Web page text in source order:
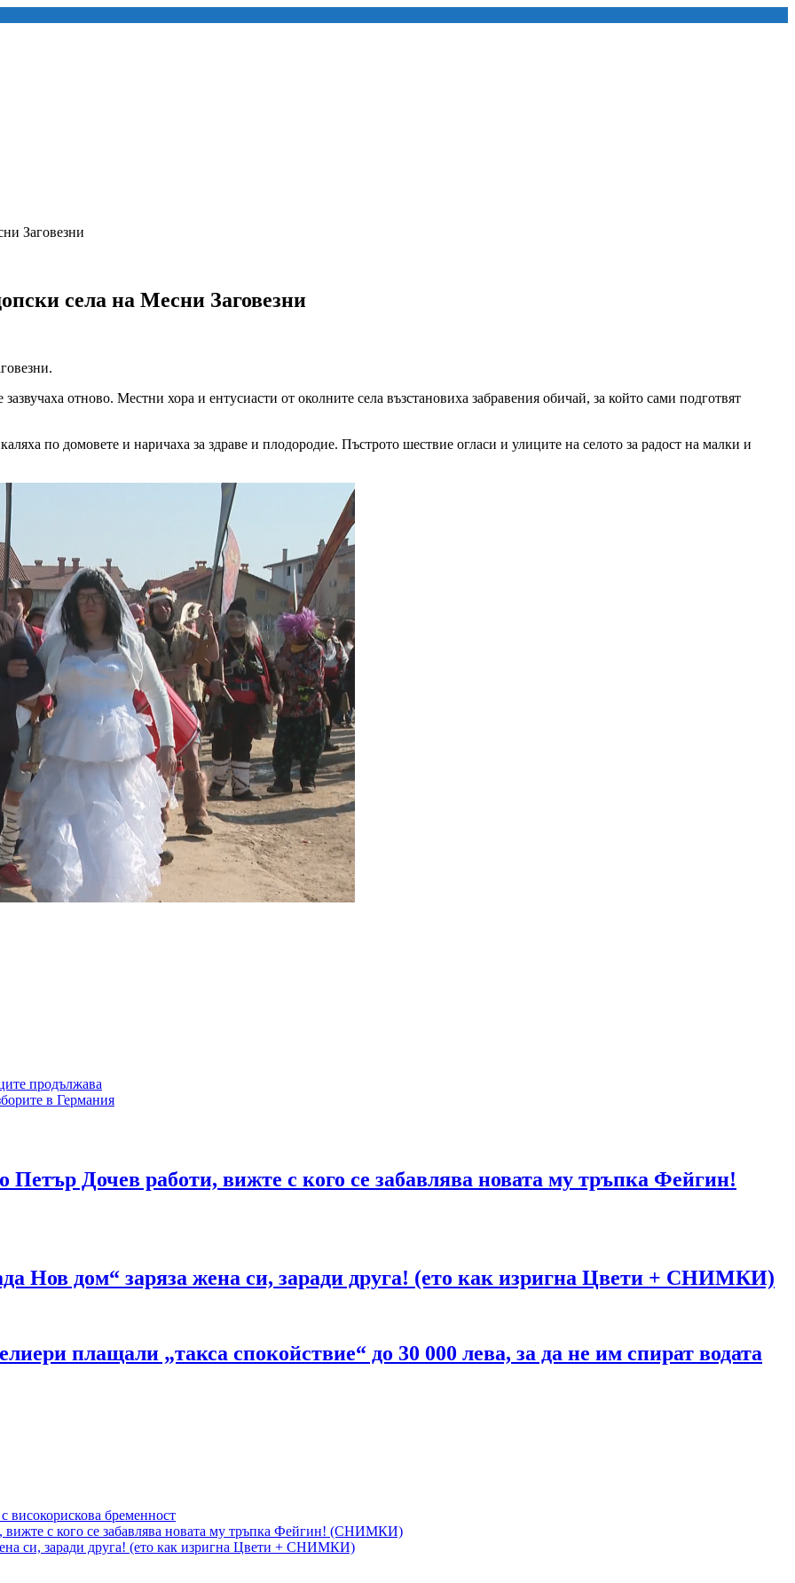
Заговезни
села на Месни Заговезни
отново. Местни хора и ентусиасти от околните села възстановиха забравения обичай, за който сами подготвят
по домовете и наричаха за здраве и плодородие. Пъстрото шествие огласи и улиците на селото за радост на малки и
продължава
в Германия
Дочев работи, вижте с кого се забавлява новата му тръпка Фейгин!
Нов дом“ заряза жена си, заради друга! (ето как изригна Цвети + СНИМКИ)
плащали „такса спокойствие“ до 30 000 лева, за да не им спират водата
високорискова бременност
с кого се забавлява новата му тръпка Фейгин! (СНИМКИ)
си, заради друга! (ето как изригна Цвети + СНИМКИ)